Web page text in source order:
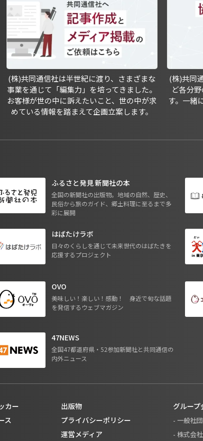
(株)共同通信社は半世紀に渡り、さまざまな
事業を通じて「編集力」を培ってきました。
お客様が世の中に訴えたいこと、世の中が求
めている情報を踏まえて企画立案します。
(株)共同
ど各分
す。一緒
ふるさと発見 新聞社の本
全国の新聞社の出版物。地域の自然、歴史、
民俗から旅のガイド、郷土料理に至るまで多
彩に展開
はばたけラボ
日々のくらしを通じて未来世代のはばたきを
応援するプロジェクト
OVO
美味しい！楽しい！感動！ 身近で旬な話題
を発信するウェブマガジン
47NEWS
全国47都道府県・52参加新聞社と共同通信の
内外ニュース
カー
ス
出版物
プライバシーポリシー
運営メディア
グループ
- 一般社
- 株式会